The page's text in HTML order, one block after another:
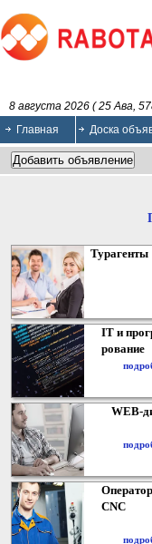
8 августа 2026 ( 25 Ава,
Главная
Доска
Турагенты
IT и
рование
WEB-
CNC